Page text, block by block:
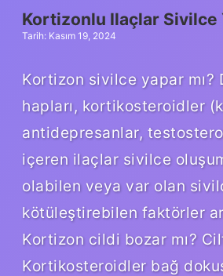
Kortizonlu Ilaçlar Sivilce
Tarih: Kasım 19, 2024
Kortizon sivilce yapar mı?
hapları, kortikosteroidler
antidepresanlar,
içeren ilaçlar sivilce
olabilen veya var olan
kötüleştirebilen faktörler
Kortizon cildi bozar mı?
Kortikosteroidler bağ